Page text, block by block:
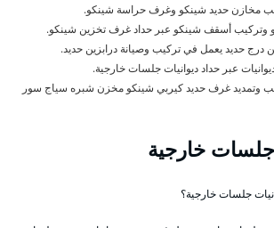
مخازن حديد شينكو وغرف حراسة شينكو.
وتركيب أسقف شينكو عبر حداد غرف تخزين شينكو.
درج حديد يعمل في تركيب وصيانة درابزين حديد.
عبر حداد ديوانيات جلسات خارجية.
وتمديد غرف حديد كيربي شينكو مخزن شبره سياج سور
جلسات خارجية
جلسات خارجية؟